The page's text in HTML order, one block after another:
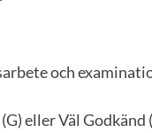
och
eller Väl Godkänd